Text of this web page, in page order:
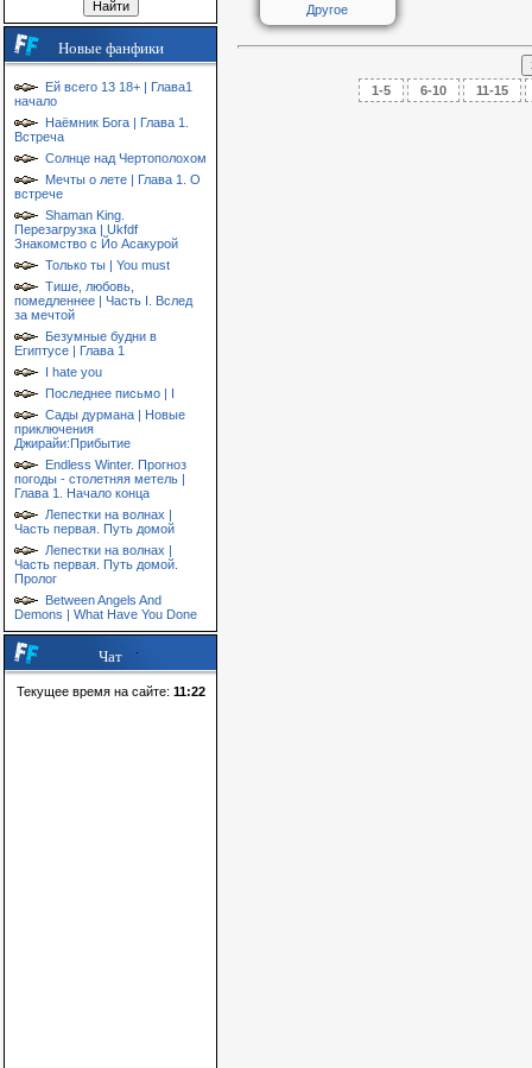
Новые фанфики
Ей всего 13 18+ | Глава1
начало
Наёмник Бога | Глава 1.
Встреча
Солнце над Чертополохом
Мечты о лете | Глава 1. О
встрече
Shaman King.
Перезагрузка | Ukfdf
Знакомство с Йо Асакурой
Только ты | You must
Тише, любовь,
помедленнее | Часть I. Вслед
за мечтой
Безумные будни в
Египтусе | Глава 1
I hate you
Последнее письмо | I
Сады дурмана | Новые
приключения
Джирайи:Прибытие
Endless Winter. Прогноз
погоды - столетняя метель |
Глава 1. Начало конца
Лепестки на волнах |
Часть первая. Путь домой
Лепестки на волнах |
Часть первая. Путь домой.
Пролог
Between Angels And
Demons | What Have You Done
Чат
Текущее время на сайте: 11:22
Другое
1-5 6-10 11-15